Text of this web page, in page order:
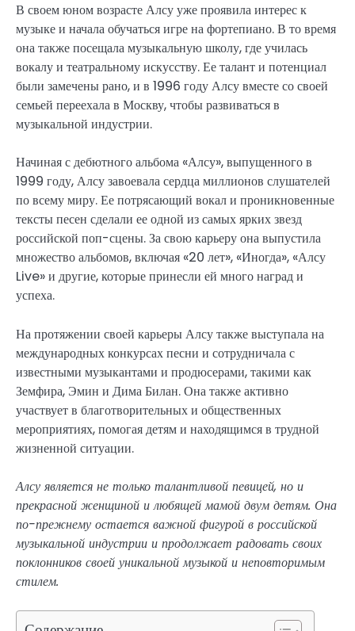
В своем юном возрасте Алсу уже проявила интерес к
музыке и начала обучаться игре на фортепиано. В то время
она также посещала музыкальную школу, где училась
вокалу и театральному искусству. Ее талант и потенциал
были замечены рано, и в 1996 году Алсу вместе со своей
семьей переехала в Москву, чтобы развиваться в
музыкальной индустрии.
Начиная с дебютного альбома «Алсу», выпущенного в
1999 году, Алсу завоевала сердца миллионов слушателей
по всему миру. Ее потрясающий вокал и проникновенные
тексты песен сделали ее одной из самых ярких звезд
российской поп-сцены. За свою карьеру она выпустила
множество альбомов, включая «20 лет», «Иногда», «Алсу
Live» и другие, которые принесли ей много наград и
успеха.
На протяжении своей карьеры Алсу также выступала на
международных конкурсах песни и сотрудничала с
известными музыкантами и продюсерами, такими как
Земфира, Эмин и Дима Билан. Она также активно
участвует в благотворительных и общественных
мероприятиях, помогая детям и находящимся в трудной
жизненной ситуации.
Алсу является не только талантливой певицей, но и
прекрасной женщиной и любящей мамой двум детям. Она
по-прежнему остается важной фигурой в российской
музыкальной индустрии и продолжает радовать своих
поклонников своей уникальной музыкой и неповторимым
стилем.